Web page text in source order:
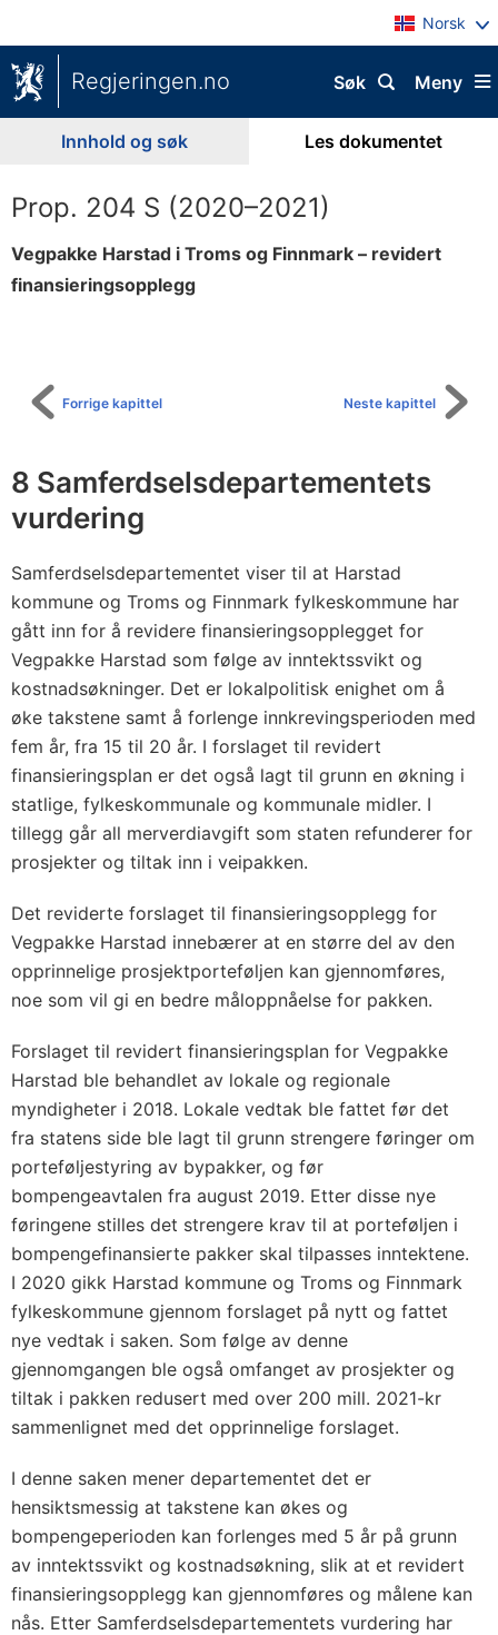
Norsk
Regjeringen.no Meny
Søk
Innhold og søk Les dokumentet
Prop. 204 S (2020–2021)
Vegpakke Harstad i Troms og Finnmark – revidert
finansieringsopplegg
Neste kapittel
Forrige kapittel
8 Samferdselsdepartementets
vurdering
Samferdselsdepartementet viser til at Harstad
kommune og Troms og Finnmark fylkeskommune har
gått inn for å revidere finansieringsopplegget for
Vegpakke Harstad som følge av inntektssvikt og
kostnadsøkninger. Det er lokalpolitisk enighet om å
øke takstene samt å forlenge innkrevingsperioden med
fem år, fra 15 til 20 år. I forslaget til revidert
finansieringsplan er det også lagt til grunn en økning i
statlige, fylkeskommunale og kommunale midler. I
tillegg går all merverdiavgift som staten refunderer for
prosjekter og tiltak inn i veipakken.
Det reviderte forslaget til finansieringsopplegg for
Vegpakke Harstad innebærer at en større del av den
opprinnelige prosjektporteføljen kan gjennomføres,
noe som vil gi en bedre måloppnåelse for pakken.
Forslaget til revidert finansieringsplan for Vegpakke
Harstad ble behandlet av lokale og regionale
myndigheter i 2018. Lokale vedtak ble fattet før det
fra statens side ble lagt til grunn strengere føringer om
porteføljestyring av bypakker, og før
bompengeavtalen fra august 2019. Etter disse nye
føringene stilles det strengere krav til at porteføljen i
bompengefinansierte pakker skal tilpasses inntektene.
I 2020 gikk Harstad kommune og Troms og Finnmark
fylkeskommune gjennom forslaget på nytt og fattet
nye vedtak i saken. Som følge av denne
gjennomgangen ble også omfanget av prosjekter og
tiltak i pakken redusert med over 200 mill. 2021-kr
sammenlignet med det opprinnelige forslaget.
I denne saken mener departementet det er
hensiktsmessig at takstene kan økes og
bompengeperioden kan forlenges med 5 år på grunn
av inntektssvikt og kostnadsøkning, slik at et revidert
finansieringsopplegg kan gjennomføres og målene kan
nås. Etter Samferdselsdepartementets vurdering har